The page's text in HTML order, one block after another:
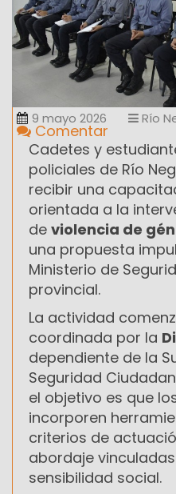
9 mayo 2026 Río
Comentar
Cadetes y
policiales de Río
recibir una
orientada a la
de violencia de
una propuesta
Ministerio de
provincial.
La actividad
coordinada por la
dependiente de la
Seguridad
el objetivo es que
incorporen
criterios de
abordaje
sensibilidad social.